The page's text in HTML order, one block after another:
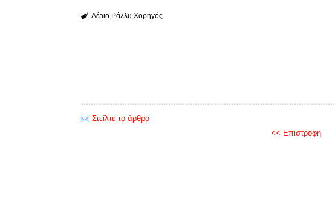
Αέριο Ράλλυ Χορηγός
Στείλτε το άρθρο
<< Επιστροφή